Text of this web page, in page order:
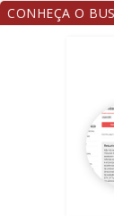
CONHEÇA O